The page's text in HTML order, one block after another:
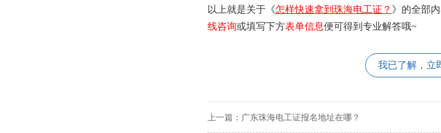
以上就是关于《怎样快速拿到珠海电工证？ 》的全部
线咨询或填写下方表单信息便可得到专业解答哦~
我已了解，立
上一篇： 广东珠海电工证报名地址在哪？